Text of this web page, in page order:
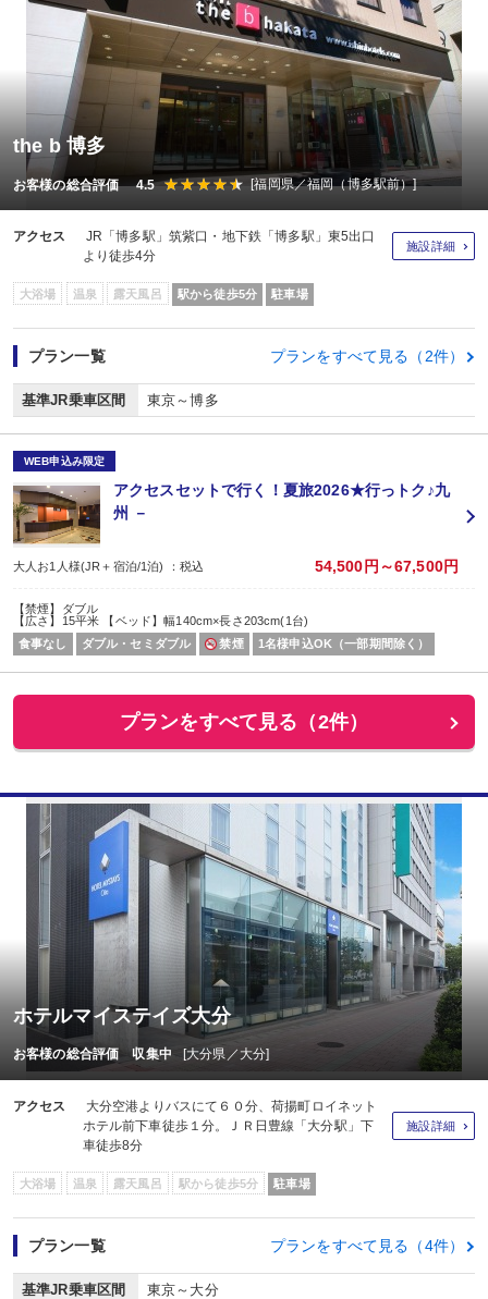
the b 博多
お客様の総合評価 4.5 [福岡県／福岡（博多駅前）]
アクセス
JR「博多駅」筑紫口・地下鉄「博多駅」東5出口
より徒歩4分
施設詳細
大浴場 温泉 露天風呂 駅から徒歩5分 駐車場
プラン一覧 プランをすべて見る（2件）
基準JR乗車区間 東京～博多
WEB申込み限定
アクセスセットで行く！夏旅2026★行っトク♪九
州 －
大人お1人様(JR＋宿泊/1泊) ：税込 54,500円～67,500円
【禁煙】ダブル
【広さ】15平米 【ベッド】幅140cm×長さ203cm(1台)
食事なし
ダブル・セミダブル 禁煙 1名様申込OK（一部期間除く）
プランをすべて見る（2件）
ホテルマイステイズ大分
お客様の総合評価 収集中 [大分県／大分]
アクセス
大分空港よりバスにて６０分、荷揚町ロイネット
ホテル前下車徒歩１分。ＪＲ日豊線「大分駅」下
車徒歩8分
施設詳細
大浴場 温泉 露天風呂 駅から徒歩5分 駐車場
プラン一覧 プランをすべて見る（4件）
基準JR乗車区間 東京～大分